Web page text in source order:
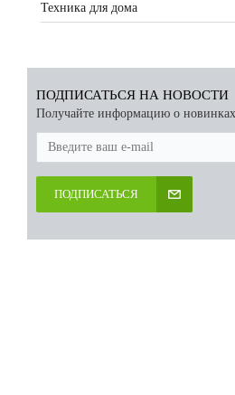
Техника для дома
ПОДПИСАТЬСЯ НА НОВОСТИ
Получайте информацию о
ПОДПИСАТЬСЯ